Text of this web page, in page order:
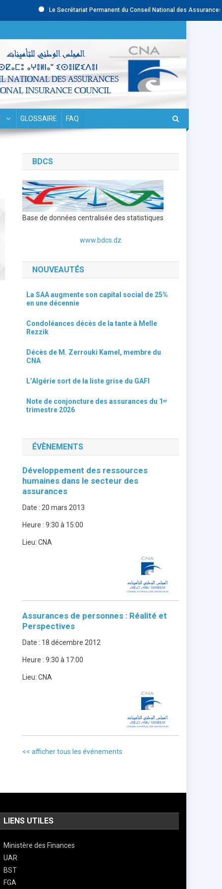
Le Secrétariat Permanent du Conseil National des Assurances
GLOSSAIRE FAQ
BDCS
Base de données centralisée des statistiques
www.bdcs.dz
NOUVEAUTÉS
La SAA augmente son capital social de 25%
en une décennie
Condoléances décès de la tante à Melle
Rezzik
Décès de M. Zerrouki Kamel, membre du
CNA
L’Algérie sort de la liste grise du GAFI
Note de conjoncture des assurances du 1ᵉʳ
trimestre 2026
ÉVÈNEMENTS
Développement des ressources
humaines dans le secteur des
assurances
Date : 20 mars 2013
Heure :9:30 à 15:00
Lieu:CNA
Assurances de personnes : Réalité et
Perspectives
Date : 18 décembre 2012
Heure :9:30 à 17:00
Lieu:CNA
<< afficher tous les événements
LIENS UTILES
Ministère des Finances
UAR
BST
FGA